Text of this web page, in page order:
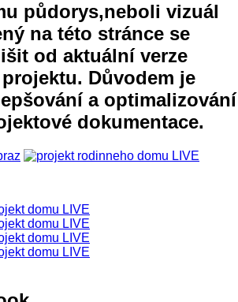
půdorys,neboli vizuál
na této stránce se
od aktuální verze
Důvodem je
a optimalizování
dokumentace.